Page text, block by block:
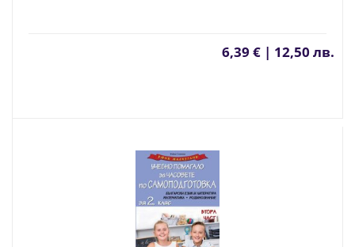
6,39 € | 12,50 лв.